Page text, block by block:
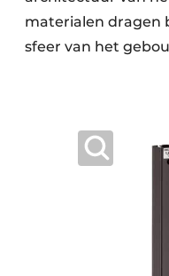
materialen dragen
sfeer van het